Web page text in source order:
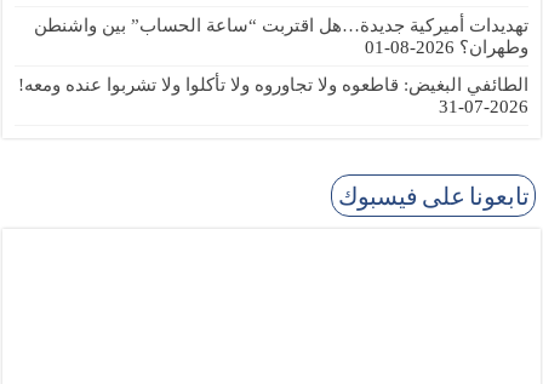
تهديدات أميركية جديدة…هل اقتربت “ساعة الحساب” بين واشنطن
وطهران؟ 2026-08-01
الطائفي البغيض: قاطعوه ولا تجاوروه ولا تأكلوا ولا تشربوا عنده ومعه!
2026-07-31
تابعونا على فيسبوك